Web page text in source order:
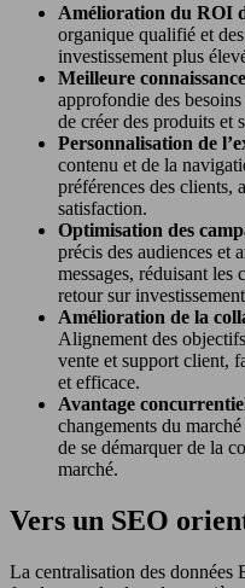
Amélioration du ROI
organique qualifié et
investissement plus
Meilleure
approfondie des
de créer des produits et
Personnalisation de
contenu et de la
préférences des clients,
satisfaction.
Optimisation des
précis des audiences et
messages, réduisant les
retour sur
Amélioration de la
Alignement des
vente et support client,
et efficace.
Avantage
changements du
de se démarquer de la
marché.
Vers un SEO
La centralisation des données